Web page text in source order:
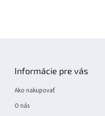
Informácie pre vás
Ako nakupovať
O nás